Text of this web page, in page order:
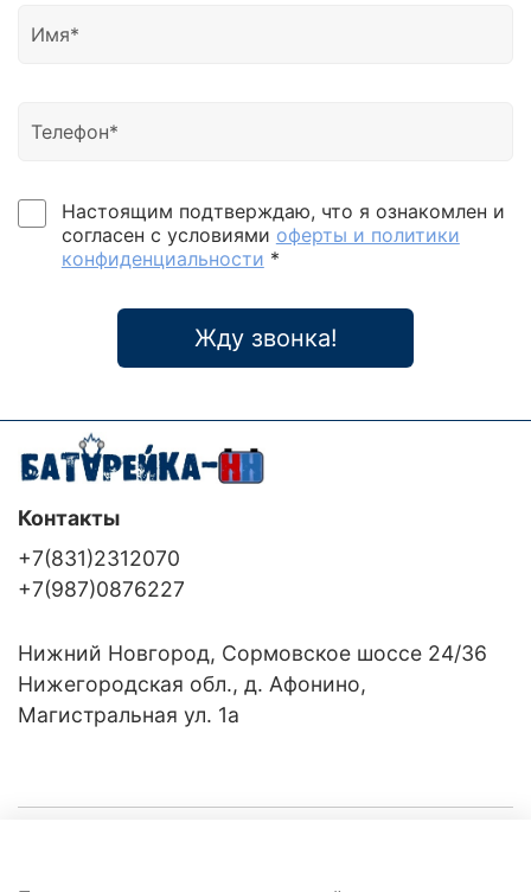
Настоящим подтверждаю, что я ознакомлен и
согласен с условиями оферты и политики
конфиденциальности *
Жду звонка!
Контакты
+7(831)2312070
+7(987)0876227
Нижний Новгород, Сормовское шоссе 24/36
Нижегородская обл., д. Афонино,
Магистральная ул. 1а